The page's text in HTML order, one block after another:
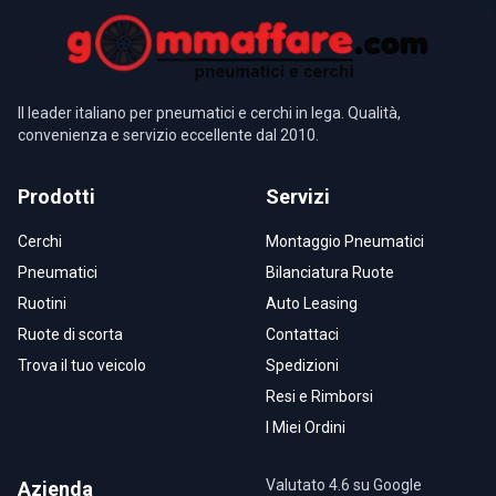
Il leader italiano per pneumatici e cerchi in lega. Qualità,
convenienza e servizio eccellente dal 2010.
Prodotti
Cerchi
Pneumatici
Ruotini
Ruote di scorta
Trova il tuo veicolo
Servizi
Montaggio Pneumatici
Bilanciatura Ruote
Auto Leasing
Contattaci
Spedizioni
Resi e Rimborsi
I Miei Ordini
Azienda Valutato 4.6 su Google